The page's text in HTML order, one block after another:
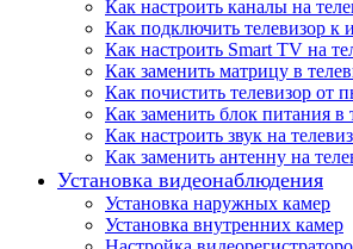
Как настроить каналы на
Как подключить телевизор к
Как настроить Smart TV на
Как заменить матрицу в
Как почистить телевизор от
Как заменить блок питания в
Как настроить звук на
Как заменить антенну на
Установка видеонаблюдения
Установка наружных камер
Установка внутренних камер